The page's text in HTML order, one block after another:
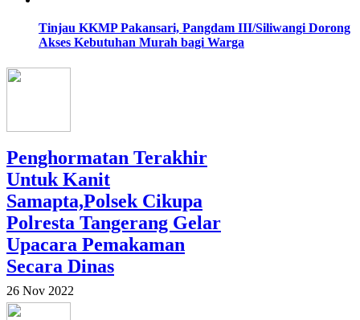
Tinjau KKMP Pakansari, Pangdam III/Siliwangi Dorong
Akses Kebutuhan Murah bagi Warga
Penghormatan Terakhir
Untuk Kanit
Samapta,Polsek Cikupa
Polresta Tangerang Gelar
Upacara Pemakaman
Secara Dinas
26 Nov 2022